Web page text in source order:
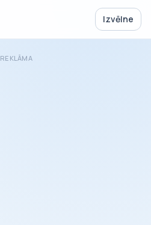
Izvēlne
REKLĀMA